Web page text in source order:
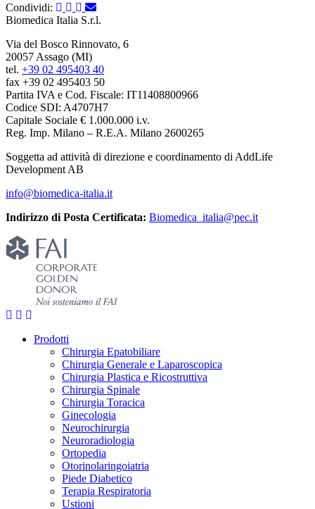
Condividi:
Biomedica Italia S.r.l.
Via del Bosco Rinnovato, 6
20057 Assago (MI)
tel. +39 02 495403 40
fax +39 02 495403 50
Partita IVA e Cod. Fiscale: IT11408800966
Codice SDI: A4707H7
Capitale Sociale € 1.000.000 i.v.
Reg. Imp. Milano – R.E.A. Milano 2600265
Soggetta ad attività di direzione e coordinamento di AddLife
Development AB
info@biomedica-italia.it
Indirizzo di Posta Certificata: Biomedica_italia@pec.it
Prodotti
Chirurgia Epatobiliare
Chirurgia Generale e Laparoscopica
Chirurgia Plastica e Ricostruttiva
Chirurgia Spinale
Chirurgia Toracica
Ginecologia
Neurochirurgia
Neuroradiologia
Ortopedia
Otorinolaringoiatria
Piede Diabetico
Terapia Respiratoria
Ustioni